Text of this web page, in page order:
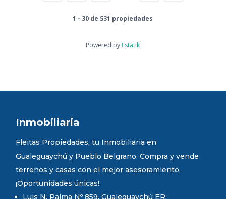
1 - 30 de 531 propiedades
Powered by Estatik
Inmobiliaria
Fleitas Propiedades, tu Inmobiliaria en
Gualeguaychú y Pueblo Belgrano. Compra y vende
terrenos y casas con el mejor asesoramiento.
¡Oportunidades únicas!